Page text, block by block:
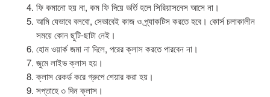
ফি কমানো হয় না, কম ফি দিয়ে ভর্তি হলে সিরিয়াসনেস আসে না।
আমি যেভাবে বলবো, সেভাবেই কাজ ও প্র্যাকটিস করতে হবে। কোর্স চলাকালীন
সময়ে কোন ছুটি-ছাটা নেই।
হোম ওয়ার্ক জমা না দিলে, পরের ক্লাস করতে পারবেন না।
জুমে লাইভ ক্লাস হয়।
ক্লাস রেকর্ড করে গ্রুপে শেয়ার করা হয়।
সপ্তাহে ৩ দিন ক্লাস।